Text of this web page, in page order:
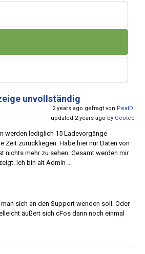
unvollständig
2 years ago gefragt von PeatDi
updated 2 years ago by Geotec
werden lediglich 15 Ladevorgänge
Zeit zurückliegen. Habe hier nur Daten von
nichts mehr zu sehen. Gesamt werden mir
Ich bin alt Admin ...
sich an den Support wenden soll. Oder
äußert sich cFos dann noch einmal